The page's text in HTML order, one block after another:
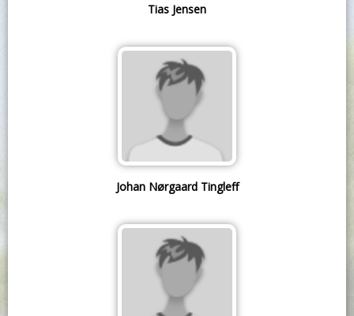
Tias Jensen
Johan Nørgaard Tingleff